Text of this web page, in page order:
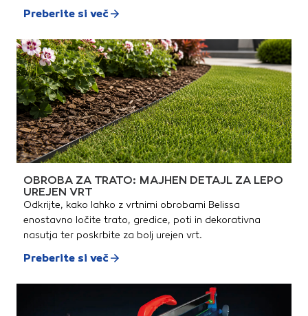
Preberite si več
OBROBA ZA TRATO: MAJHEN DETAJL ZA LEPO
UREJEN VRT
Odkrijte, kako lahko z vrtnimi obrobami Belissa
enostavno ločite trato, gredice, poti in dekorativna
nasutja ter poskrbite za bolj urejen vrt.
Preberite si več